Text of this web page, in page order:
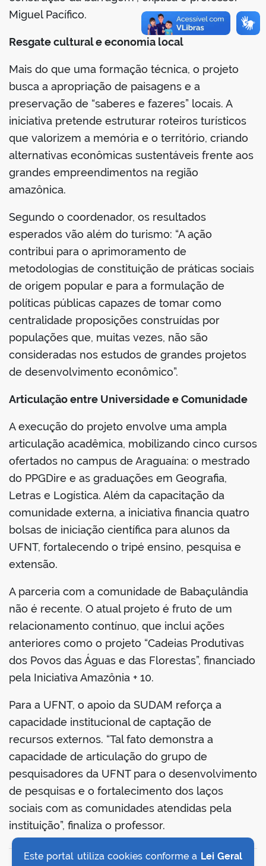
Miguel Pacífico.
Resgate cultural e economia local
Mais do que uma formação técnica, o projeto
busca a apropriação de paisagens e a
preservação de “saberes e fazeres” locais. A
iniciativa pretende estruturar roteiros turísticos
que valorizem a memória e o território, criando
alternativas econômicas sustentáveis frente aos
grandes empreendimentos na região
amazônica.
Segundo o coordenador, os resultados
esperados vão além do turismo: “A ação
contribui para o aprimoramento de
metodologias de constituição de práticas sociais
de origem popular e para a formulação de
políticas públicas capazes de tomar como
centralidade proposições construídas por
populações que, muitas vezes, não são
consideradas nos estudos de grandes projetos
de desenvolvimento econômico”.
Articulação entre Universidade e Comunidade
A execução do projeto envolve uma ampla
articulação acadêmica, mobilizando cinco cursos
ofertados no campus de Araguaína: o mestrado
do PPGDire e as graduações em Geografia,
Letras e Logística. Além da capacitação da
comunidade externa, a iniciativa financia quatro
bolsas de iniciação científica para alunos da
UFNT, fortalecendo o tripé ensino, pesquisa e
extensão.
A parceria com a comunidade de Babaçulândia
não é recente. O atual projeto é fruto de um
relacionamento contínuo, que inclui ações
anteriores como o projeto “Cadeias Produtivas
dos Povos das Águas e das Florestas”, financiado
pela Iniciativa Amazônia + 10.
Para a UFNT, o apoio da SUDAM reforça a
capacidade institucional de captação de
recursos externos. “Tal fato demonstra a
capacidade de articulação do grupo de
pesquisadores da UFNT para o desenvolvimento
de pesquisas e o fortalecimento dos laços
sociais com as comunidades atendidas pela
instituição”, finaliza o professor.
Este portal utiliza cookies conforme a Lei Geral